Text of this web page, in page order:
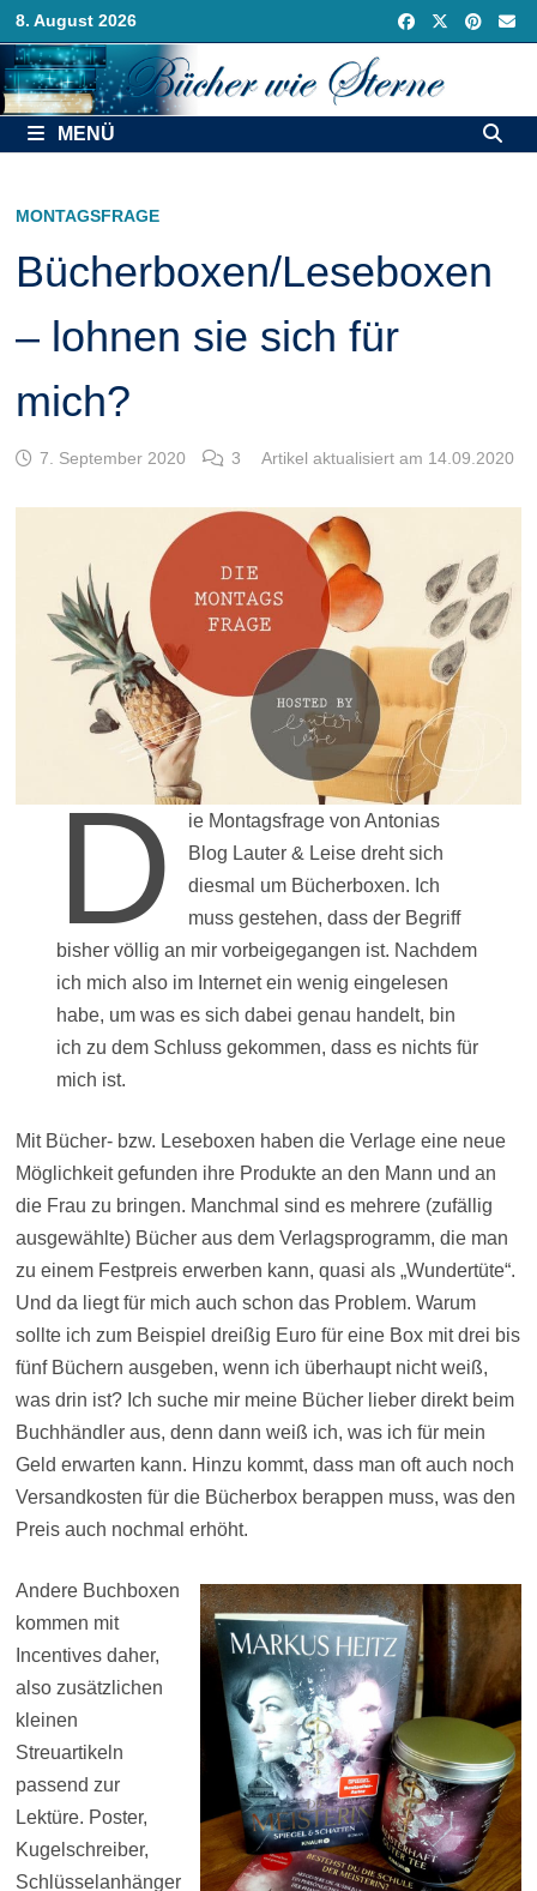
Zurück
zum
Inhalt
8. August 2026
MENÜ
MONTAGSFRAGE
Bücherboxen/Leseboxen
– lohnen sie sich für
mich?
7. September 2020 3 Artikel aktualisiert am 14.09.2020
D
ie Montagsfrage von Antonias
Blog Lauter & Leise dreht sich
diesmal um Bücherboxen. Ich
muss gestehen, dass der Begriff
bisher völlig an mir vorbeigegangen ist. Nachdem
ich mich also im Internet ein wenig eingelesen
habe, um was es sich dabei genau handelt, bin
ich zu dem Schluss gekommen, dass es nichts für
mich ist.
Mit Bücher- bzw. Leseboxen haben die Verlage eine neue
Möglichkeit gefunden ihre Produkte an den Mann und an
die Frau zu bringen. Manchmal sind es mehrere (zufällig
ausgewählte) Bücher aus dem Verlagsprogramm, die man
zu einem Festpreis erwerben kann, quasi als „Wundertüte“.
Und da liegt für mich auch schon das Problem. Warum
sollte ich zum Beispiel dreißig Euro für eine Box mit drei bis
fünf Büchern ausgeben, wenn ich überhaupt nicht weiß,
was drin ist? Ich suche mir meine Bücher lieber direkt beim
Buchhändler aus, denn dann weiß ich, was ich für mein
Geld erwarten kann. Hinzu kommt, dass man oft auch noch
Versandkosten für die Bücherbox berappen muss, was den
Preis auch nochmal erhöht.
Andere Buchboxen
kommen mit
Incentives daher,
also zusätzlichen
kleinen
Streuartikeln
passend zur
Lektüre. Poster,
Kugelschreiber,
Schlüsselanhänger